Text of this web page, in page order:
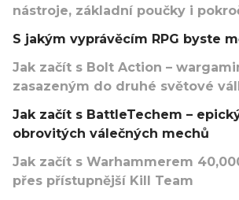
nástroje, základní poučky i
S jakým vyprávěcím RPG byste
Jak začít s Bolt Action –
zasazeným do druhé světové
Jak začít s BattleTechem –
obrovitých válečných mechů
Jak začít s Warhammerem
přes přístupnější Kill Team